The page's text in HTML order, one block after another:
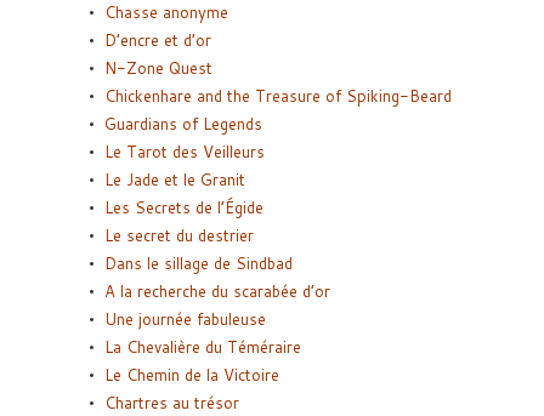
Chasse anonyme
D’encre et d’or
N-Zone Quest
Chickenhare and the Treasure of Spiking-Beard
Guardians of Legends
Le Tarot des Veilleurs
Le Jade et le Granit
Les Secrets de l’Égide
Le secret du destrier
Dans le sillage de Sindbad
A la recherche du scarabée d’or
Une journée fabuleuse
La Chevalière du Téméraire
Le Chemin de la Victoire
Chartres au trésor